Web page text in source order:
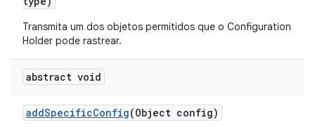
Transmita um dos objetos permitidos que o Configuration
Holder pode rastrear.
abstract void
addSpecificConfig(Object config)